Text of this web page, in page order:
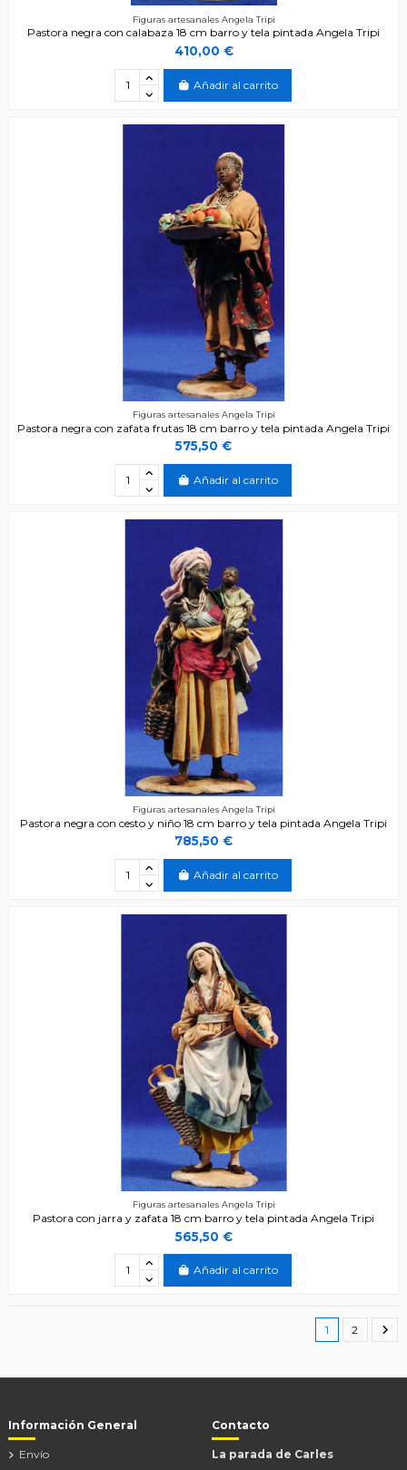
Figuras artesanales Angela Tripi
Pastora negra con calabaza 18 cm barro y tela pintada Angela Tripi
410,00 €
Añadir al carrito
Figuras artesanales Angela Tripi
Pastora negra con zafata frutas 18 cm barro y tela pintada Angela Tripi
575,50 €
Añadir al carrito
Figuras artesanales Angela Tripi
Pastora negra con cesto y niño 18 cm barro y tela pintada Angela Tripi
785,50 €
Añadir al carrito
Figuras artesanales Angela Tripi
Pastora con jarra y zafata 18 cm barro y tela pintada Angela Tripi
565,50 €
Añadir al carrito
1 2
Información General
Envío
Contacto
La parada de Carles